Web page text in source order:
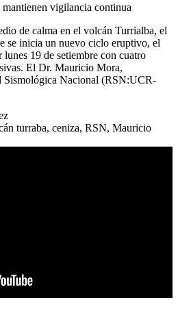
vigilancia continua
de calma en el volcán Turrialba, el
se inicia un nuevo ciclo eruptivo, el
19 de setiembre con cuatro
El Dr. Mauricio Mora,
Sismológica Nacional (RSN:UCR-
turraba, ceniza, RSN, Mauricio